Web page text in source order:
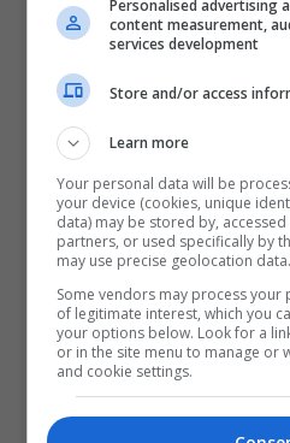
Personalised advertising
content measurement,
services development
Store and/or access
Learn more
Your personal data will be
your device (cookies, unique
data) may be stored by,
partners, or used specifically by
may use precise geolocation data.
Some vendors may process
of legitimate interest, which you
your options below. Look for a
or in the site menu to manage or
and cookie settings.